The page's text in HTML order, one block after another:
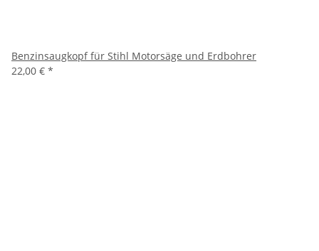
Benzinsaugkopf für Stihl Motorsäge und Erdbohrer
22,00 € *